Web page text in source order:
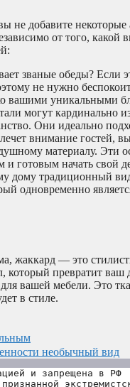
добавите некоторые
от того, какой
званые обеды?
не нужно
вашими уникальными
могут кардинально
Они идеально
внимание гостей,
материалу. Эти
и готовым начать свой
дому традиционный
одновременно
жаккард — это
который превратит
вашей мебели. Это
в стиле.
необычный вид
и запрещена в РФ